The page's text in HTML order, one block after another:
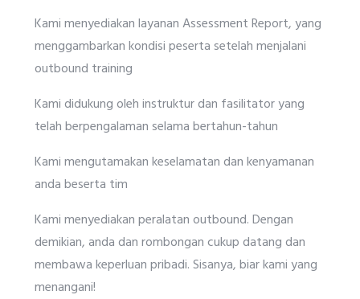
Kami menyediakan layanan Assessment Report, yang
menggambarkan kondisi peserta setelah menjalani
outbound training
Kami didukung oleh instruktur dan fasilitator yang
telah berpengalaman selama bertahun-tahun
Kami mengutamakan keselamatan dan kenyamanan
anda beserta tim
Kami menyediakan peralatan outbound. Dengan
demikian, anda dan rombongan cukup datang dan
membawa keperluan pribadi. Sisanya, biar kami yang
menangani!